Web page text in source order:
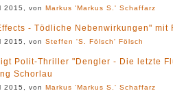
2015, von Markus 'Markus S.' Schaffarz
- Tödliche Nebenwirkungen" mit
2015, von Steffen 'S. Fölsch' Fölsch
Polit-Thriller "Dengler - Die letzte
Schorlau
2015, von Markus 'Markus S.' Schaffarz